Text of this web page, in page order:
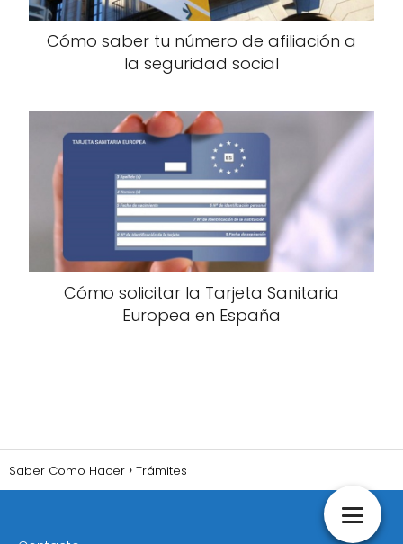
Cómo saber tu número de afiliación a
la seguridad social
Cómo solicitar la Tarjeta Sanitaria
Europea en España
Saber Como Hacer Trámites